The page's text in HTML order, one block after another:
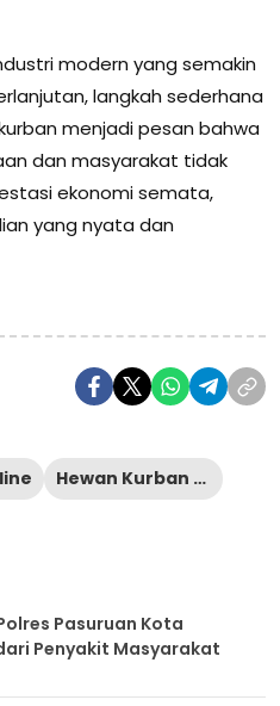
modern yang semakin
langkah sederhana
menjadi pesan bahwa
dan masyarakat tidak
ekonomi semata,
yang nyata dan
Hewan Kurban ke desa - desa
Pasuruan Kota
Penyakit Masyarakat